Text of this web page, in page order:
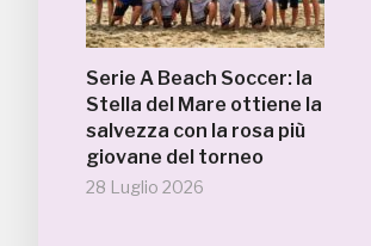
Serie A Beach Soccer: la
Stella del Mare ottiene la
salvezza con la rosa più
giovane del torneo
28 Luglio 2026